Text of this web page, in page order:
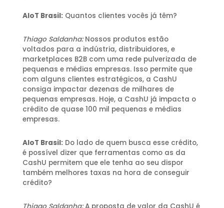
AIoT Brasil:Quantos clientes vocês já têm?
Thiago Saldanha:Nossos produtos estão
voltados para a indústria, distribuidores, e
marketplaces B2B com uma rede pulverizada de
pequenas e médias empresas. Isso permite que
com alguns clientes estratégicos, a CashU
consiga impactar dezenas de milhares de
pequenas empresas. Hoje, a CashU já impacta o
crédito de quase 100 mil pequenas e médias
empresas.
AIoT Brasil:Do lado de quem busca esse crédito,
é possível dizer que ferramentas como as da
CashU permitem que ele tenha ao seu dispor
também melhores taxas na hora de conseguir
crédito?
Thiago Saldanha:A proposta de valor da CashU é